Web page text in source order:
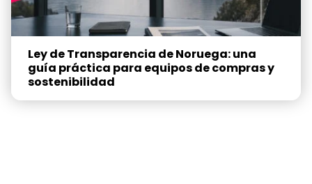
Ley de Transparencia de Noruega: una
guía práctica para equipos de compras y
sostenibilidad